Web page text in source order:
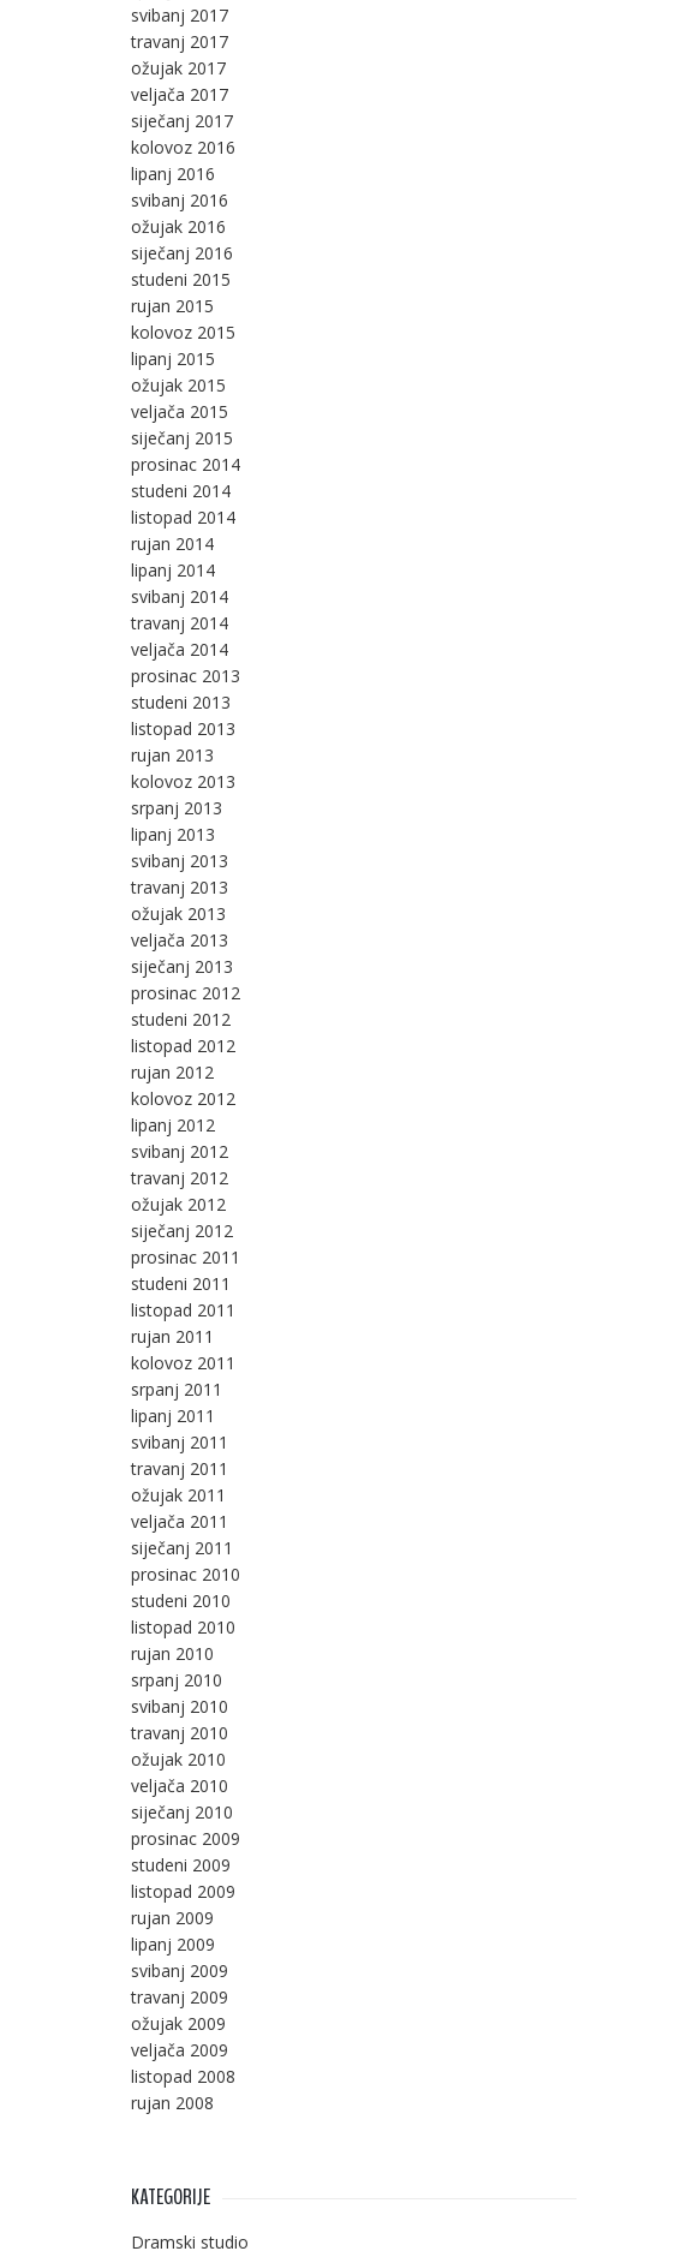
svibanj 2017
travanj 2017
ožujak 2017
veljača 2017
siječanj 2017
kolovoz 2016
lipanj 2016
svibanj 2016
ožujak 2016
siječanj 2016
studeni 2015
rujan 2015
kolovoz 2015
lipanj 2015
ožujak 2015
veljača 2015
siječanj 2015
prosinac 2014
studeni 2014
listopad 2014
rujan 2014
lipanj 2014
svibanj 2014
travanj 2014
veljača 2014
prosinac 2013
studeni 2013
listopad 2013
rujan 2013
kolovoz 2013
srpanj 2013
lipanj 2013
svibanj 2013
travanj 2013
ožujak 2013
veljača 2013
siječanj 2013
prosinac 2012
studeni 2012
listopad 2012
rujan 2012
kolovoz 2012
lipanj 2012
svibanj 2012
travanj 2012
ožujak 2012
siječanj 2012
prosinac 2011
studeni 2011
listopad 2011
rujan 2011
kolovoz 2011
srpanj 2011
lipanj 2011
svibanj 2011
travanj 2011
ožujak 2011
veljača 2011
siječanj 2011
prosinac 2010
studeni 2010
listopad 2010
rujan 2010
srpanj 2010
svibanj 2010
travanj 2010
ožujak 2010
veljača 2010
siječanj 2010
prosinac 2009
studeni 2009
listopad 2009
rujan 2009
lipanj 2009
svibanj 2009
travanj 2009
ožujak 2009
veljača 2009
listopad 2008
rujan 2008
KATEGORIJE
Dramski studio